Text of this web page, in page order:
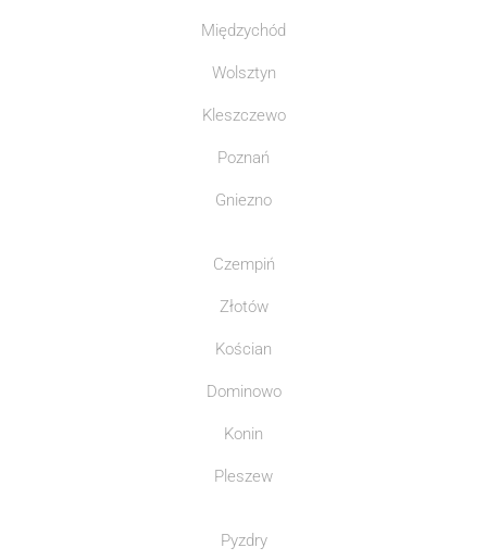
Międzychód
Wolsztyn
Kleszczewo
Poznań
Gniezno
Czempiń
Złotów
Kościan
Dominowo
Konin
Pleszew
Pyzdry